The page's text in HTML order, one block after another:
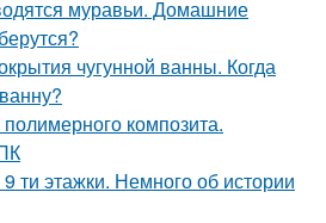
муравьи. Домашние
чугунной ванны. Когда
композита.
ти этажки. Немного об истории